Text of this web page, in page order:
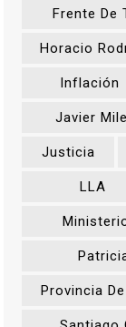
Frente De
Horacio
Inflación
Javier
Justicia
LLA
Provincia